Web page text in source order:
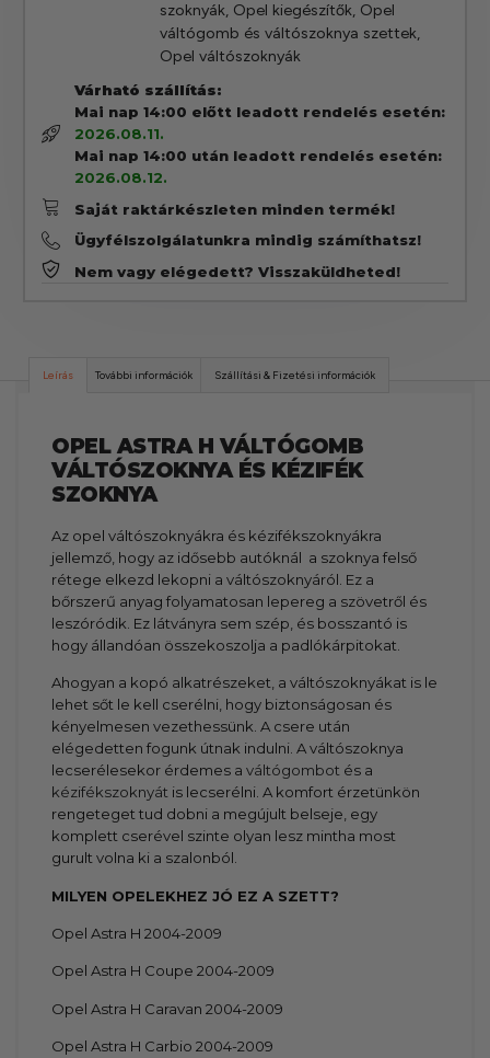
szoknyák, Opel kiegészítők, Opel
váltógomb és váltószoknya szettek,
Opel váltószoknyák
Várható szállítás:
Mai nap 14:00 előtt leadott rendelés esetén:
2026.08.11.
Mai nap 14:00 után leadott rendelés esetén:
2026.08.12.
Saját raktárkészleten minden termék!
Ügyfélszolgálatunkra mindig számíthatsz!
Nem vagy elégedett? Visszaküldheted!
Leírás További információk Szállítási & Fizetési információk
OPEL ASTRA H VÁLTÓGOMB
VÁLTÓSZOKNYA ÉS KÉZIFÉK
SZOKNYA
Az opel váltószoknyákra és kézifékszoknyákra
jellemző, hogy az idősebb autóknál a szoknya felső
rétege elkezd lekopni a váltószoknyáról. Ez a
bőrszerű anyag folyamatosan lepereg a szövetről és
leszóródik. Ez látványra sem szép, és bosszantó is
hogy állandóan összekoszolja a padlókárpitokat.
Ahogyan a kopó alkatrészeket, a váltószoknyákat is le
lehet sőt le kell cserélni, hogy biztonságosan és
kényelmesen vezethessünk. A csere után
elégedetten fogunk útnak indulni. A váltószoknya
lecserélesekor érdemes aváltógombot és a
kézifékszoknyát is lecserélni. A komfort érzetünkön
rengeteget tud dobni a megújult belseje, egy
komplett cserével szinte olyan lesz mintha most
gurult volna ki a szalonból.
MILYEN OPELEKHEZ JÓ EZ A SZETT?
Opel Astra H 2004-2009
Opel Astra H Coupe 2004-2009
Opel Astra H Caravan 2004-2009
Opel Astra H Carbio 2004-2009